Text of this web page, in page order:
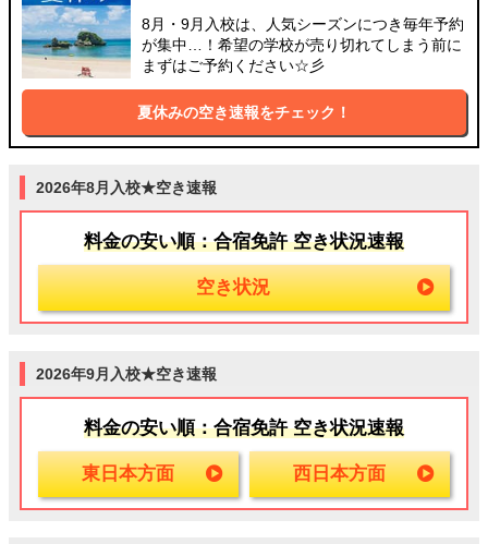
8月・9月入校は、人気シーズンにつき毎年予約
が集中…！希望の学校が売り切れてしまう前に
まずはご予約ください☆彡
夏休みの空き速報をチェック！
2026年8月入校★空き速報
料金の安い順：合宿免許 空き状況速報
空き状況
2026年9月入校★空き速報
料金の安い順：合宿免許 空き状況速報
東日本方面 西日本方面